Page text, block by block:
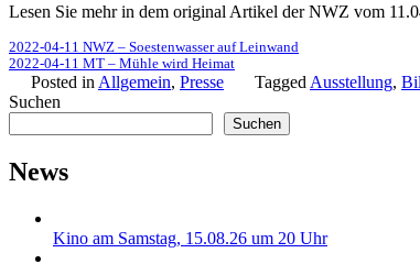
Lesen Sie mehr in dem original Artikel der NWZ vom
2022-04-11 NWZ – Soestenwasser auf Leinwand
2022-04-11 MT – Mühle wird Heimat
Posted in Allgemein, Presse Tagged Ausstellung,
Suchen
Suchen
News
Kino am Samstag, 15.08.26 um 20 Uhr